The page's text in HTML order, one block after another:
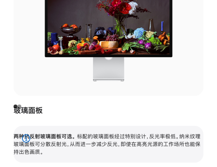
玻璃面板
两种抗反射玻璃面板可选。 标配的玻璃面板经过特别设计，反光率极低。纳米纹理
玻璃面板可分散反射光，从而进一步减少反光，即使在高亮光源的工作场所也能保
持出色画质。
展
开